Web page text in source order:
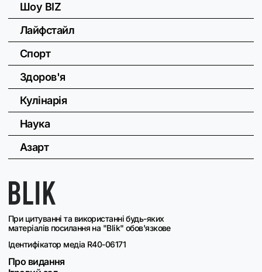
При цитуванні та використанні будь-яких
матеріалів посилання на "Blik" обов'язкове
Ідентифікатор медіа R40-06171
Про видання
Шоу BIZ
Лайфстайл
Спорт
Здоров'я
Кулінарія
Наука
Азарт